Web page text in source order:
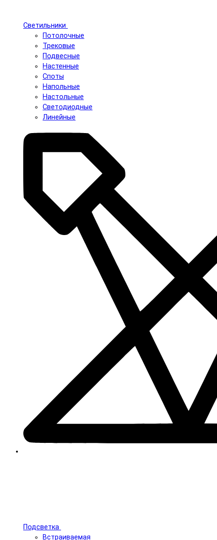
Светильники
Потолочные
Трековые
Подвесные
Настенные
Споты
Напольные
Настольные
Светодиодные
Линейные
Подсветка
Встраиваемая